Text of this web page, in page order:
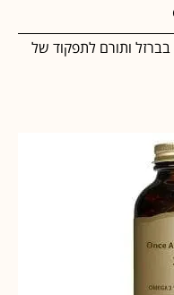
ותורם לתפקוד של